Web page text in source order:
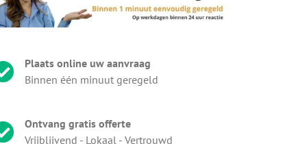
Plaats online uw aanvraag
Binnen één minuut geregeld
Ontvang gratis offerte
Vrijblijvend - Lokaal - Vertrouwd